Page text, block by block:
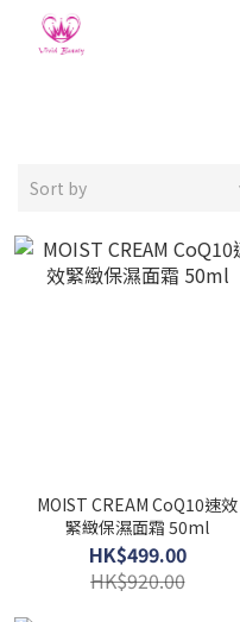
Sort by
MOIST CREAM CoQ10速效
緊緻保濕面霜 50ml
HK$499.00
HK$920.00